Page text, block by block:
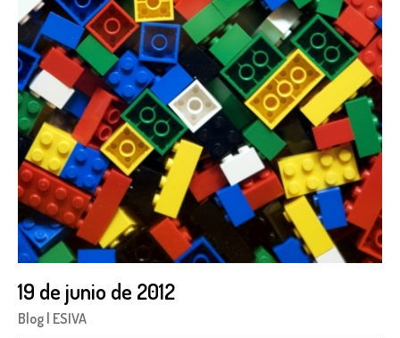
19 de junio de 2012
Blog ESIVA